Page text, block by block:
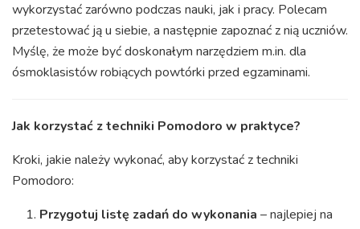
wykorzystać zarówno podczas nauki, jak i pracy. Polecam
przetestować ją u siebie, a następnie zapoznać z nią uczniów.
Myślę, że może być doskonałym narzędziem m.in. dla
ósmoklasistów robiących powtórki przed egzaminami.
Jak korzystać z techniki Pomodoro w praktyce?
Kroki, jakie należy wykonać, aby korzystać z techniki
Pomodoro:
Przygotuj listę zadań do wykonania – najlepiej na